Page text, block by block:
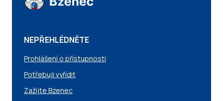
NEPŘEHLÉDNĚTE
Prohlášení o přístupnosti
Potřebuji vyřídit
Zažijte Bzenec